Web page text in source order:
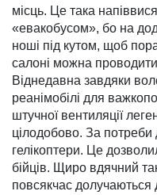
місць. Це така
«ева­ко­бусом», бо на
ноші під кутом, щоб
салоні можна
Віднедавна зав­дяки
реанімобілі для
штучної вентиляції
цілодобово. За потреби
гелікоптери. Це
бійців. Щиро вдячний
повсякчас